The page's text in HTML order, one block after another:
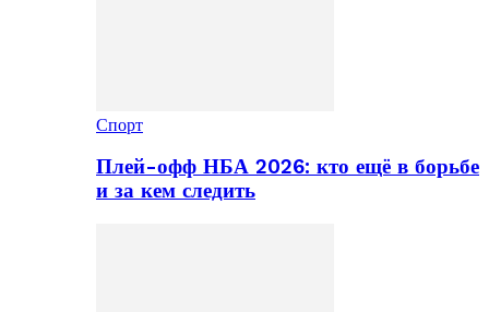
Спорт
Плей-офф НБА 2026: кто ещё в борьбе
и за кем следить